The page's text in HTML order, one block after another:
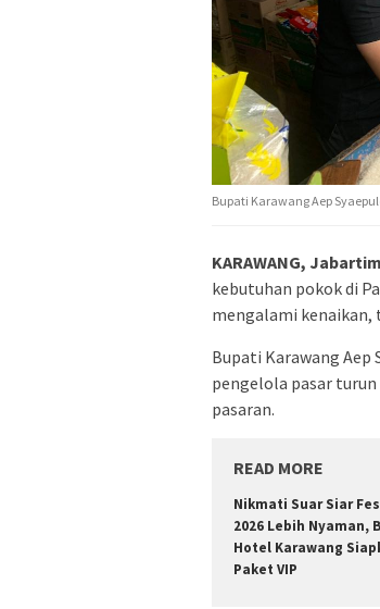
Bupati Karawang Aep
KARAWANG,
kebutuhan pokok di
mengalami kenaikan,
Bupati Karawang Aep
pengelola pasar
pasaran.
READ MORE
Nikmati Suar Siar
2026 Lebih Nyaman,
Hotel Karawang
Paket VIP